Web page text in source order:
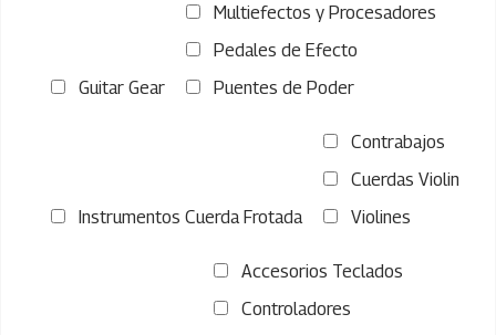
Guitar Gear
Multiefectos y Procesadores
Pedales de Efecto
Puentes de Poder
Instrumentos Cuerda Frotada
Contrabajos
Cuerdas Violin
Violines
Accesorios Teclados
Controladores